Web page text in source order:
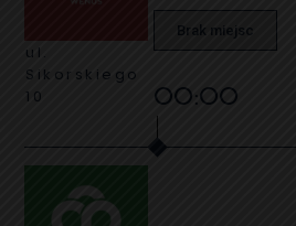
ul.
Sikorskiego
10
Brak miejsc
00:00